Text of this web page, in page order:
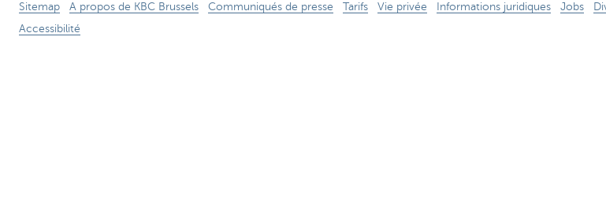
Sitemap A propos de KBC Brussels Communiqués de presse Tarifs Vie privée Informations juridiques Jobs
Accessibilité